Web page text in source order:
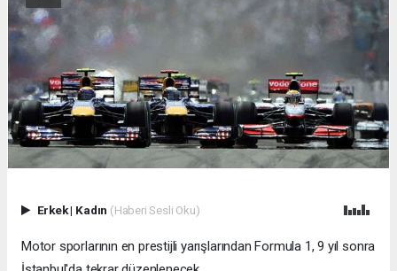
Erkek| Kadın (Haberi Sesli Oku)
Motor sporlarının en prestijli yarışlarından Formula 1, 9 yıl sonra